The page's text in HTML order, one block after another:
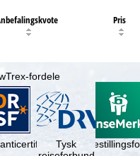
Pris
fordele
Tysk